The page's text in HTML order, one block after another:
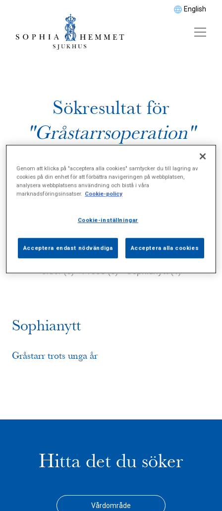
English
Sökresultat för
"Gråstarrsoperation"
Alla (2) Vårdgivare (0) Specialister (0)
Sidor (0) Press (0) Sophianytt (1)
Sophianytt
Gråstarr trots unga år
Hitta det du söker
Vårdområde
Genom att klicka på "acceptera alla cookies" samtycker du till lagring av
cookies på din enhet för att förbättra navigeringen på webbplatsen,
analysera webbplatsens användning och bistå i våra
marknadsföringsinsatser. Cookie-policy
Cookie-inställningar
Acceptera endast nödvändiga Acceptera alla cookies